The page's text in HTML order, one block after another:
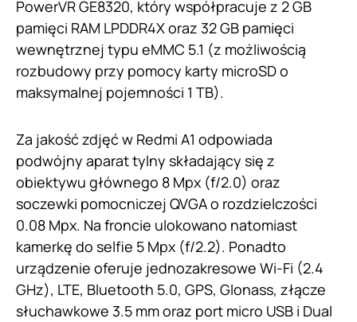
PowerVR GE8320, który współpracuje z 2 GB
pamięci RAM LPDDR4X oraz 32 GB pamięci
wewnętrznej typu eMMC 5.1 (z możliwością
rozbudowy przy pomocy karty microSD o
maksymalnej pojemności 1 TB).
Za jakość zdjęć w Redmi A1 odpowiada
podwójny aparat tylny składający się z
obiektywu głównego 8 Mpx (f/2.0) oraz
soczewki pomocniczej QVGA o rozdzielczości
0.08 Mpx. Na froncie ulokowano natomiast
kamerkę do selfie 5 Mpx (f/2.2). Ponadto
urządzenie oferuje jednozakresowe Wi-Fi (2.4
GHz), LTE, Bluetooth 5.0, GPS, Glonass, złącze
słuchawkowe 3.5 mm oraz port micro USB i Dual